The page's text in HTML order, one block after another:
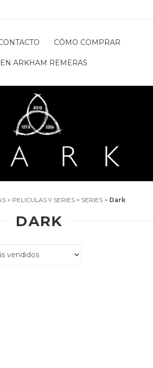
CÓMO COMPRAR
ARKHAM REMERAS
> PELICULAS Y SERIES > SERIES > Dark
DARK